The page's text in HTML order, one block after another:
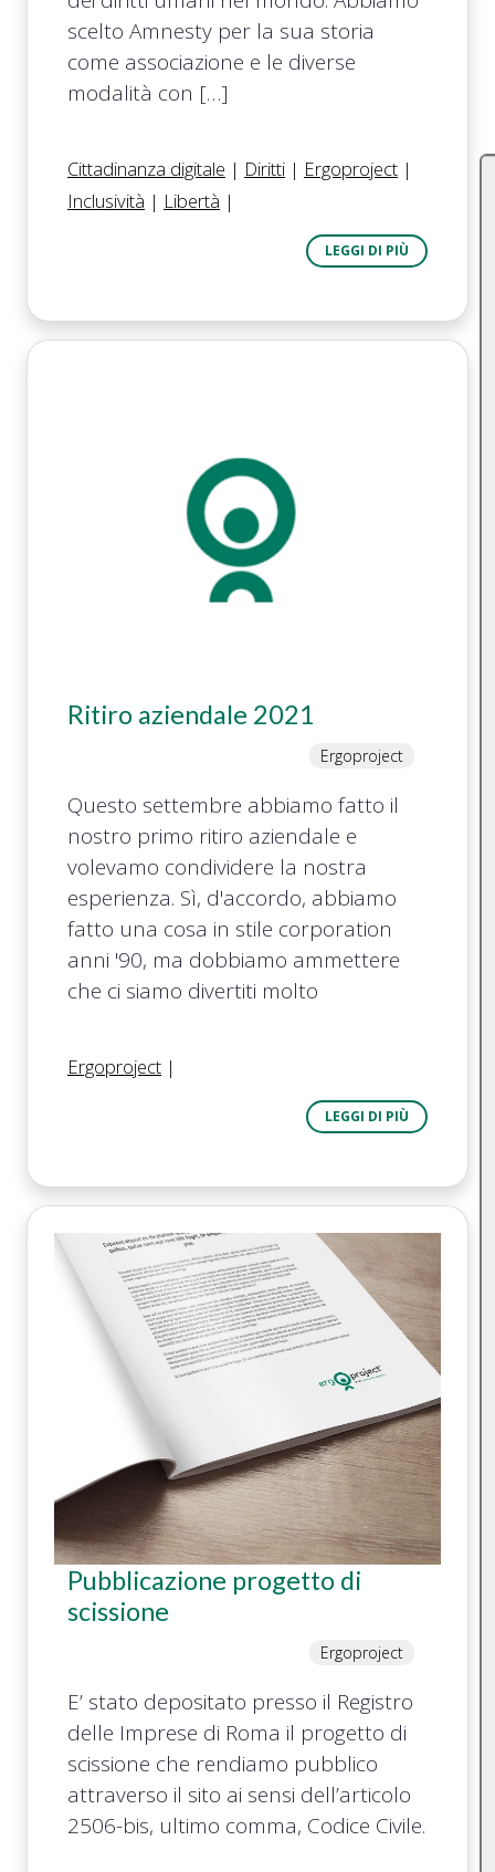
scelto Amnesty per la sua storia
come associazione e le diverse
modalità con […]
Cittadinanza digitale | Diritti | Ergoproject |
Inclusività | Libertà |
LEGGI DI PIÙ
Ritiro aziendale 2021
Ergoproject
Questo settembre abbiamo fatto il
nostro primo ritiro aziendale e
volevamo condividere la nostra
esperienza. Sì, d'accordo, abbiamo
fatto una cosa in stile corporation
anni '90, ma dobbiamo ammettere
che ci siamo divertiti molto
Ergoproject |
LEGGI DI PIÙ
Pubblicazione progetto di
scissione
Ergoproject
E’ stato depositato presso il Registro
delle Imprese di Roma il progetto di
scissione che rendiamo pubblico
attraverso il sito ai sensi dell’articolo
2506-bis, ultimo comma, Codice Civile.